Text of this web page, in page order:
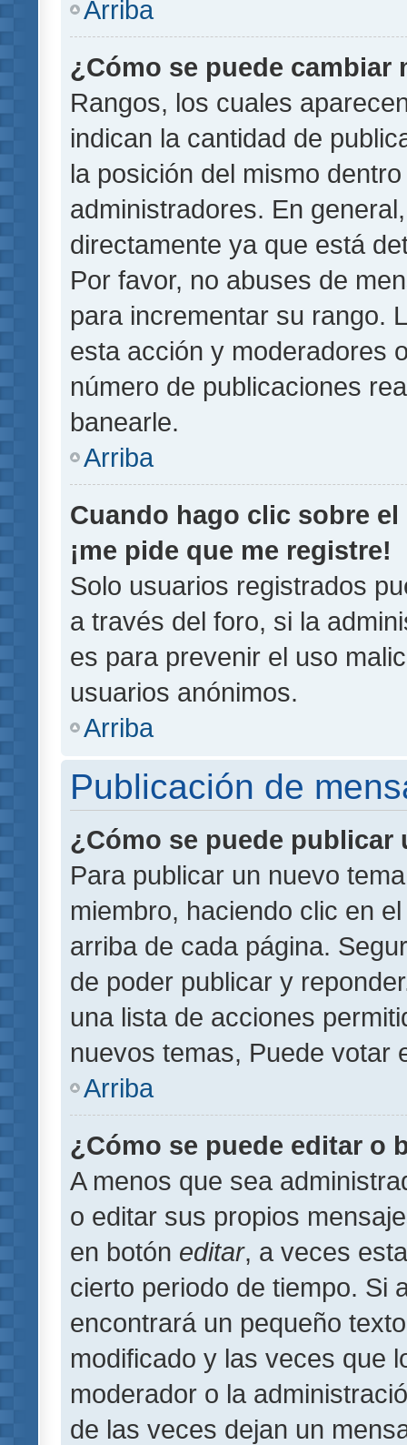
Arriba
¿Cómo se puede cambiar
Rangos, los cuales
indican la cantidad de
la posición del mismo
administradores. En
directamente ya que está
Por favor, no abuses de
para incrementar su rango.
esta acción y moderadores
número de publicaciones
banearle.
Arriba
Cuando hago clic sobre
¡me pide que me registre!
Solo usuarios registrados
a través del foro, si la
es para prevenir el uso
usuarios anónimos.
Arriba
Publicación de
¿Cómo se puede publicar
Para publicar un nuevo
miembro, haciendo clic en
arriba de cada página.
de poder publicar y
una lista de acciones
nuevos temas, Puede votar
Arriba
¿Cómo se puede editar o
A menos que sea
o editar sus propios
en botón editar, a veces
cierto periodo de tiempo. Si
encontrará un pequeño
modificado y las veces que
moderador o la
de las veces dejan un